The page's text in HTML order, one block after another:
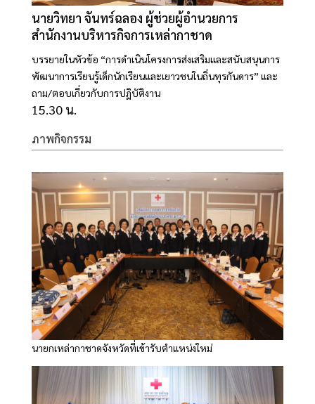
นายวิทยา จันทร์ฉลอง ผู้ช่วยผู้อำนวยการ
สำนักงานบริหารกิจการเหล่ากาชาด
บรรยายในหัวข้อ “การดำเนินโครงการส่งเสริมและสนับสนุนการ
พัฒนาการเรียนรู้เด็กนักเรียนและเยาวชนในถิ่นทุรกันดาร” และ
ถาม/ตอบเกี่ยวกับการปฏิบัติงาน
15.30 น.
ภาพกิจกรรม
นายกเหล่ากาชาดจังหวัดที่เข้ารับตำแหน่งใหม่